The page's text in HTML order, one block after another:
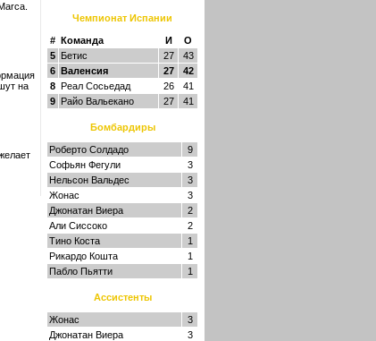
на
Чемпионат Испании
# Команда И
О
5 Бетис 27
43
6 Валенсия 27
42
8 Реал Сосьедад 26
41
9 Райо Вальекано 27 41
Бомбардиры
Роберто Солдадо
9
Софьян Фегули
3
Нельсон Вальдес
3
Жонас
3
Джонатан Виера
2
Али Сиссоко
2
Тино Коста
1
Рикардо Кошта
1
Пабло Пьятти
1
Ассистенты
Жонас
3
Джонатан Виера
3